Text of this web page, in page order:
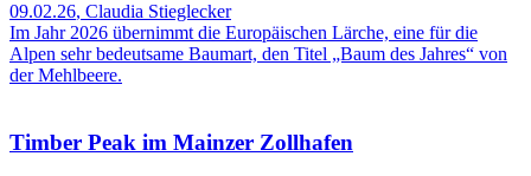
09.02.26, Claudia Stieglecker
Im Jahr 2026 übernimmt die Europäischen Lärche, eine für die
Alpen sehr bedeutsame Baumart, den Titel „Baum des Jahres“ von
der Mehlbeere.
Timber Peak im Mainzer Zollhafen